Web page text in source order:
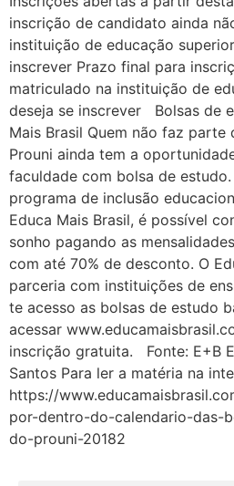
inscrição de candidato ainda
instituição de educação
inscrever Prazo final para
matriculado na instituição de
deseja se inscrever Bolsas de
Mais Brasil Quem não faz
Prouni ainda tem a
faculdade com bolsa de
programa de inclusão
Educa Mais Brasil, é possível
sonho pagando as
com até 70% de desconto. O
parceria com instituições de
te acesso as bolsas de estudo
acessar
inscrição gratuita. Fonte: E+B
Santos Para ler a matéria na
https://
por-dentro-do-calendario-das-
do-prouni-20182